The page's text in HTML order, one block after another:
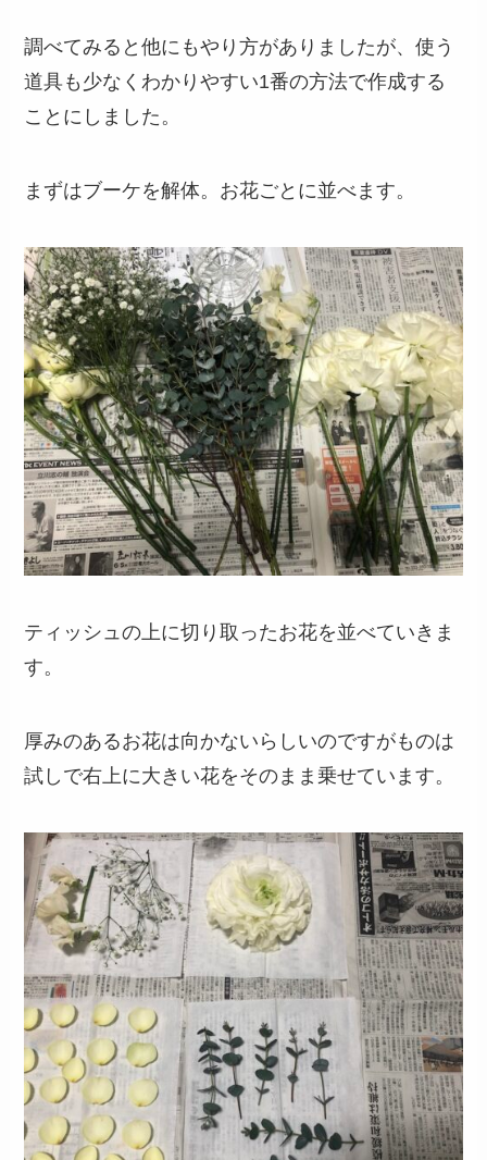
調べてみると他にもやり方がありましたが、使う
道具も少なくわかりやすい1番の方法で作成する
ことにしました。
まずはブーケを解体。お花ごとに並べます。
ティッシュの上に切り取ったお花を並べていきま
す。
厚みのあるお花は向かないらしいのですがものは
試しで右上に大きい花をそのまま乗せています。